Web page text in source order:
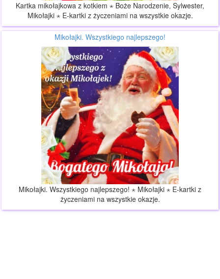
Kartka mikołajkowa z kotkiem ⋆ Boże Narodzenie, Sylwester,
Mikołajki ⋆ E-kartki z życzeniami na wszystkie okazje.
Mikołajki. Wszystkiego najlepszego!
Mikołajki. Wszystkiego najlepszego! ⋆ Mikołajki ⋆ E-kartki z
życzeniami na wszystkie okazje.